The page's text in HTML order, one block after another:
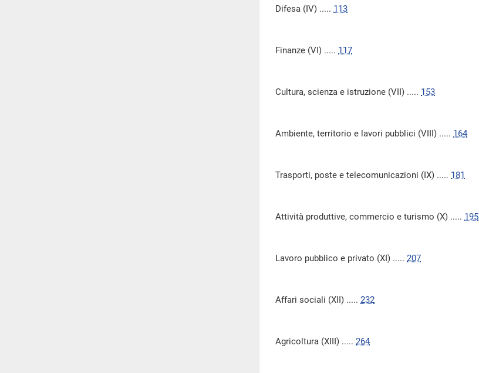
Difesa (IV) ..... 113
Finanze (VI) ..... 117
Cultura, scienza e istruzione (VII) ..... 153
Ambiente, territorio e lavori pubblici (VIII) ..... 164
Trasporti, poste e telecomunicazioni (IX) ..... 181
Attività produttive, commercio e turismo (X) ..... 195
Lavoro pubblico e privato (XI) ..... 207
Affari sociali (XII) ..... 232
Agricoltura (XIII) ..... 264